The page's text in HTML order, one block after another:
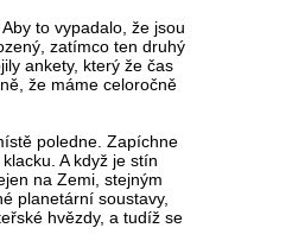
to vypadalo, že jsou
zatímco ten druhý
ankety, který že čas
že máme celoročně
poledne. Zapíchne
A když je stín
na Zemi, stejným
planetární soustavy,
hvězdy, a tudíž se